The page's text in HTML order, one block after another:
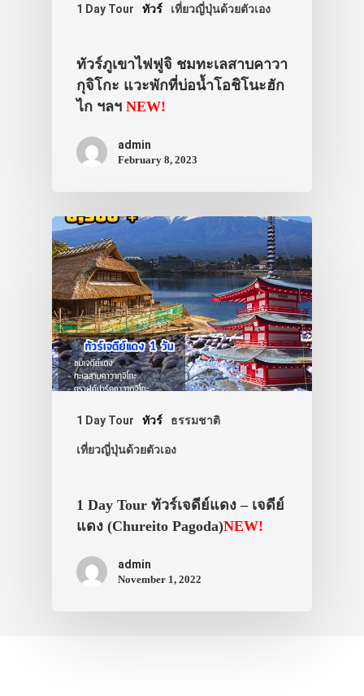
1 Day Tour ทัวร์ เที่ยวญี่ปุ่นด้วยตัวเอง
ทัวร์ภูเขาไฟฟูจิ ชมทะเลสาบคาวา
กุจิโกะ แวะพักที่บ่อน้ำโอชิโนะฮัก
ไก ฯลฯ NEW!
admin
February 8, 2023
1 Day Tour ทัวร์ ธรรมชาติ
เที่ยวญี่ปุ่นด้วยตัวเอง
1 Day Tour ทัวร์เจดีย์แดง – เจดีย์
แดง (Chureito Pagoda)NEW!
admin
November 1, 2022